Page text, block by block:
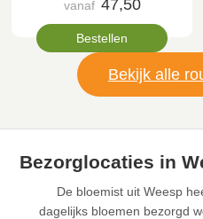
vanaf 47,50
Bestellen
Bekijk alle
Bezorglocaties in
De bloemist uit Weesp
dagelijks bloemen bezorgd